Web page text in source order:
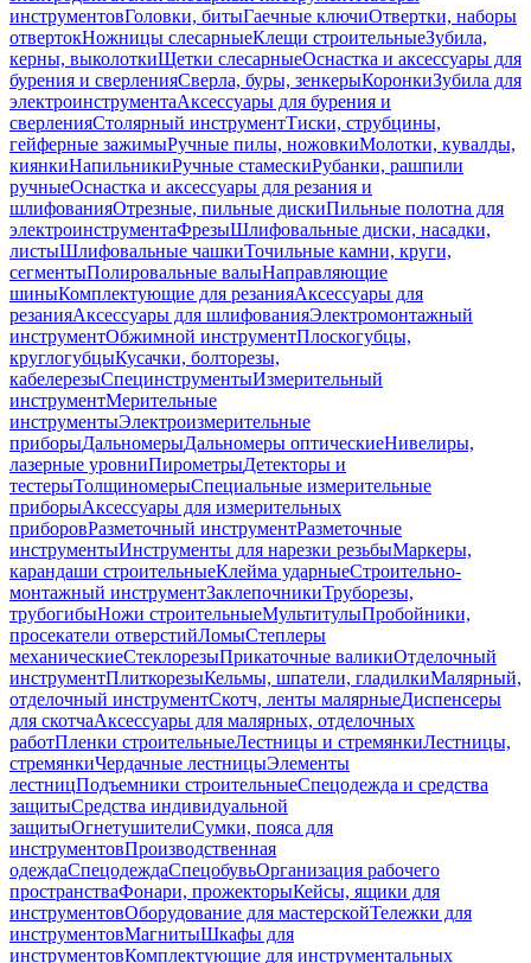
инструментовГоловки, битыГаечные ключиОтвертки, наборы
отвертокНожницы слесарныеКлещи строительныеЗубила,
керны, выколоткиЩетки слесарныеОснастка и аксессуары для
бурения и сверленияСверла, буры, зенкерыКоронкиЗубила для
электроинструментаАксессуары для бурения и
сверленияСтолярный инструментТиски, струбцины,
гейферные зажимыРучные пилы, ножовкиМолотки, кувалды,
киянкиНапильникиРучные стамескиРубанки, рашпили
ручныеОснастка и аксессуары для резания и
шлифованияОтрезные, пильные дискиПильные полотна для
электроинструментаФрезыШлифовальные диски, насадки,
листыШлифовальные чашкиТочильные камни, круги,
сегментыПолировальные валыНаправляющие
шиныКомплектующие для резанияАксессуары для
резанияАксессуары для шлифованияЭлектромонтажный
инструментОбжимной инструментПлоскогубцы,
круглогубцыКусачки, болторезы,
кабелерезыСпецинструментыИзмерительный
инструментМерительные
инструментыЭлектроизмерительные
приборыДальномерыДальномеры оптическиеНивелиры,
лазерные уровниПирометрыДетекторы и
тестерыТолщиномерыСпециальные измерительные
приборыАксессуары для измерительных
приборовРазметочный инструментРазметочные
инструментыИнструменты для нарезки резьбыМаркеры,
карандаши строительныеКлейма ударныеСтроительно-
монтажный инструментЗаклепочникиТруборезы,
трубогибыНожи строительныеМультитулыПробойники,
просекатели отверстийЛомыСтеплеры
механическиеСтеклорезыПрикаточные валикиОтделочный
инструментПлиткорезыКельмы, шпатели, гладилкиМалярный,
отделочный инструментСкотч, ленты малярныеДиспенсеры
для скотчаАксессуары для малярных, отделочных
работПленки строительныеЛестницы и стремянкиЛестницы,
стремянкиЧердачные лестницыЭлементы
лестницПодъемники строительныеСпецодежда и средства
защитыСредства индивидуальной
защитыОгнетушителиСумки, пояса для
инструментовПроизводственная
одеждаСпецодеждаСпецобувьОрганизация рабочего
пространстваФонари, прожекторыКейсы, ящики для
инструментовОборудование для мастерскойТележки для
инструментовМагнитыШкафы для
инструментовКомплектующие для инструментальных